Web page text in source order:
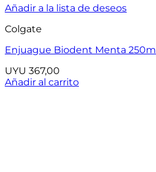
Añadir a la lista de deseos
Colgate
Enjuague Biodent Menta 250ml
UYU 367,00
Añadir al carrito